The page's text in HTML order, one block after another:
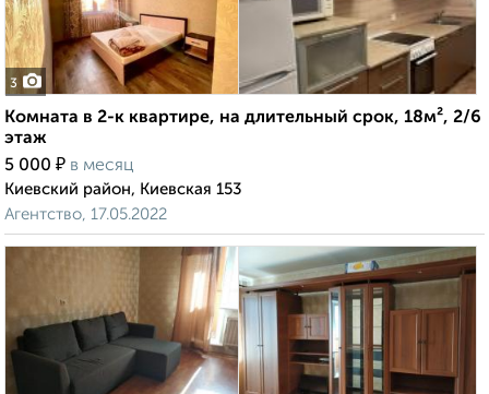
3
Комната в 2-к квартире, на длительный срок, 18м², 2/6
этаж
5 000 ₽ в месяц
Киевский район, Киевская 153
Агентство, 17.05.2022